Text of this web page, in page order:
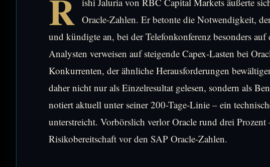
R Oracle-Zahlen. Er betonte die Notwendigkeit,
und kündigte an, bei der Telefonkonferenz besonders
Analysten verweisen auf steigende Capex-Lasten bei
Konkurrenten, der ähnliche Herausforderungen
daher nicht nur als Einzelresultat gelesen, sondern als
notiert aktuell unter seiner 200-Tage-Linie – ein
unterstreicht. Vorbörslich verlor Oracle rund drei
Risikobereitschaft vor den SAP Oracle-Zahlen.